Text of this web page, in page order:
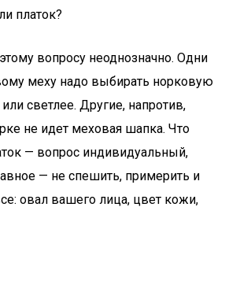
платок?
вопросу неоднозначно. Одни
меху надо выбирать норковую
светлее. Другие, напротив,
не идет меховая шапка. Что
— вопрос индивидуальный,
— не спешить, примерить и
овал вашего лица, цвет кожи,